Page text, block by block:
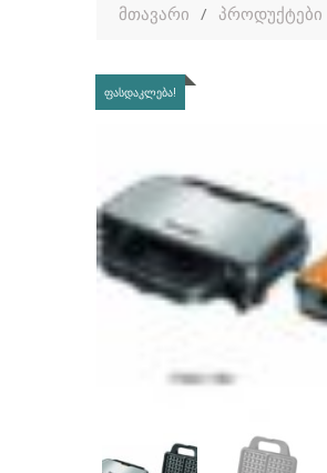
მთავარი პროდუქტები
ᲤᲐᲡᲓᲐᲙᲚᲔᲑᲐ!